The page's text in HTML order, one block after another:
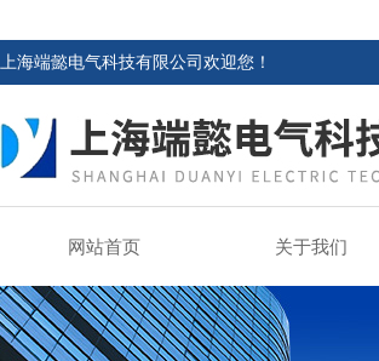
上海端懿电气科技有限公司欢迎您！
网站首页 关于我们